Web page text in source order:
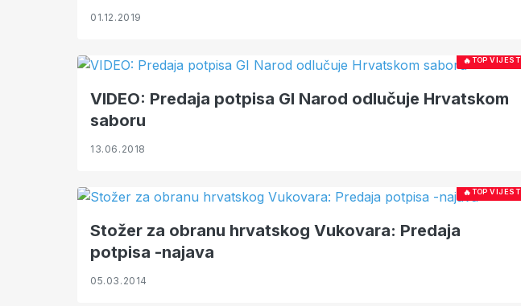
01.12.2019
🔥TOP VIJEST
VIDEO: Predaja potpisa GI Narod odlučuje Hrvatskom
saboru
13.06.2018
🔥TOP VIJEST
Stožer za obranu hrvatskog Vukovara: Predaja
potpisa -najava
05.03.2014